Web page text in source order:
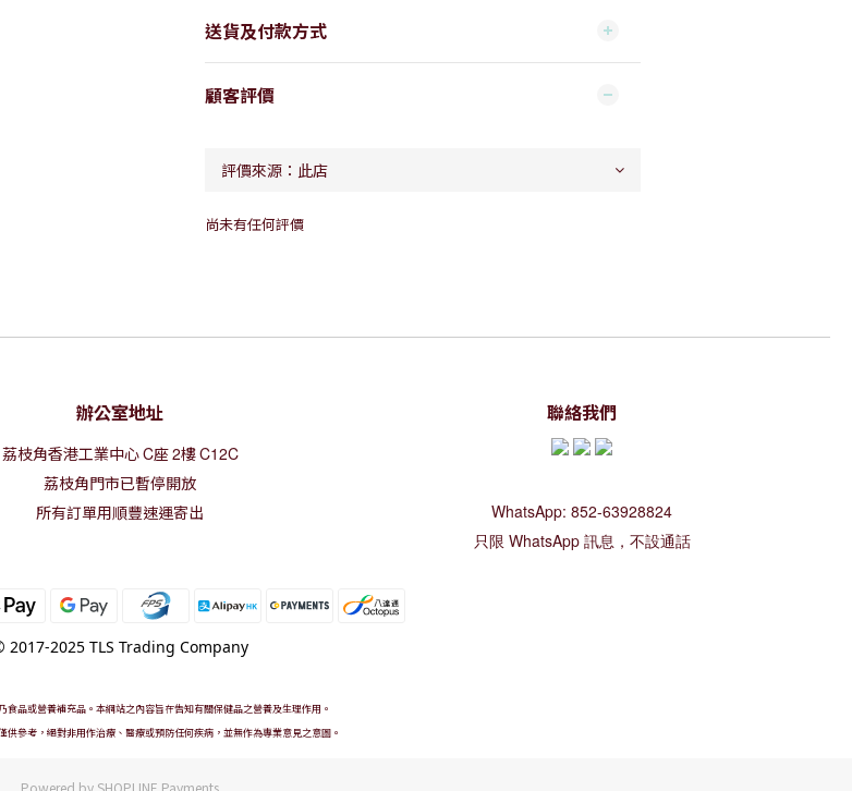
送貨及付款方式
顧客評價
尚未有任何評價
辦公室地址
荔枝角香港工業中心C座2樓C12C
荔枝角門市已暫停開放
所有訂單用順豐速運寄出
聯絡我們
WhatsApp: 852-63928824
只限 WhatsApp 訊息，不設通話
2017-2025 TLS Trading Company
食品或營養補充品。本網站之內容旨在告知有關保健品之營養及生理作用。
供參考，絕對非用作治療、醫療或預防任何疾病，並無作為專業意見之意圖。
Powered by SHOPLINE Payments